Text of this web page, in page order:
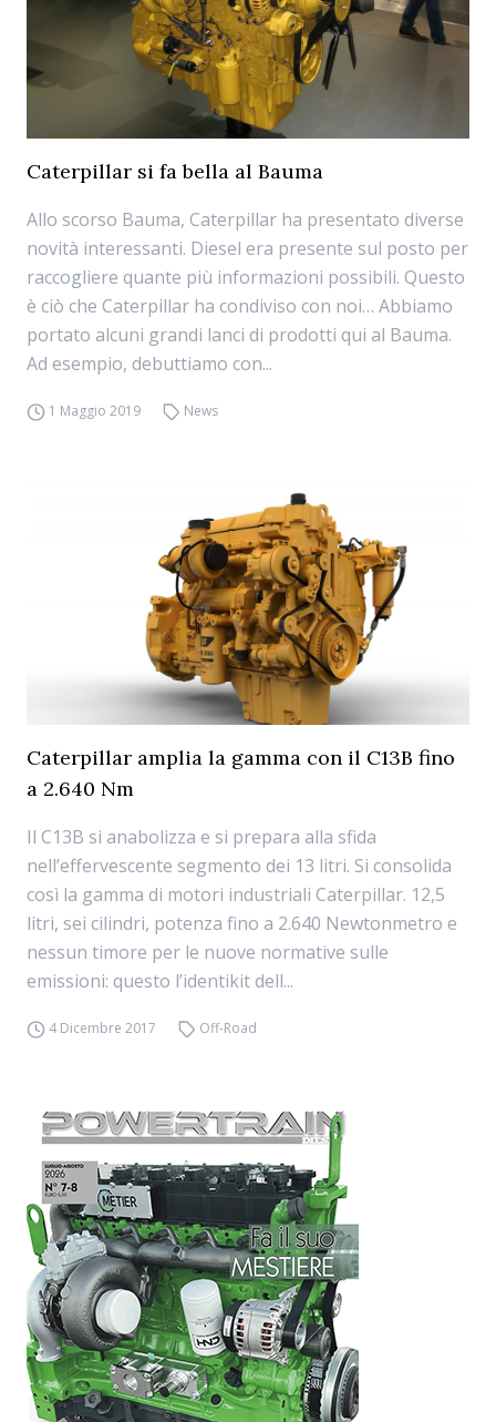
Caterpillar si fa bella al Bauma
Allo scorso Bauma, Caterpillar ha presentato diverse
novità interessanti. Diesel era presente sul posto per
raccogliere quante più informazioni possibili. Questo
è ciò che Caterpillar ha condiviso con noi… Abbiamo
portato alcuni grandi lanci di prodotti qui al Bauma.
Ad esempio, debuttiamo con...
1 Maggio 2019 News
Caterpillar amplia la gamma con il C13B fino
a 2.640 Nm
Il C13B si anabolizza e si prepara alla sfida
nell’effervescente segmento dei 13 litri. Si consolida
così la gamma di motori industriali Caterpillar. 12,5
litri, sei cilindri, potenza fino a 2.640 Newtonmetro e
nessun timore per le nuove normative sulle
emissioni: questo l’identikit dell...
4 Dicembre 2017 Off-Road